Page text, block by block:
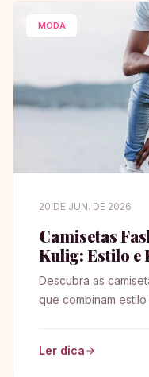
MODA
20 DE JUN. DE 2026
Camisetas
Kulig: Estilo e
Descubra as
que combinam
Ler dica